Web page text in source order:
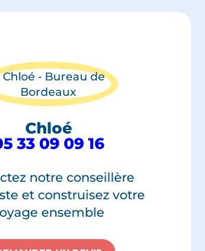
Chloé
33 09 09 16
notre conseillère
et construisez votre
ensemble